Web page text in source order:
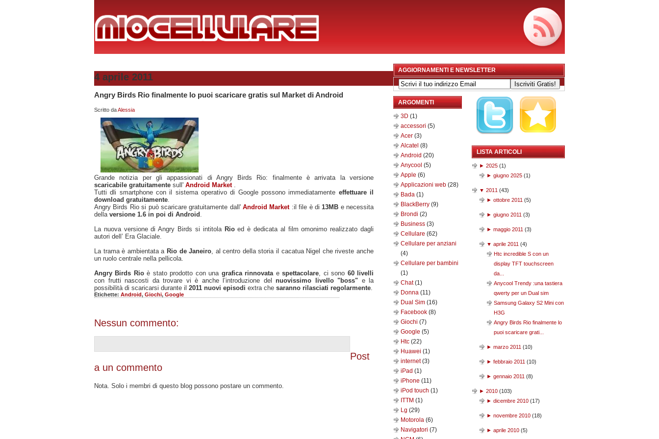
4 aprile 2011
Angry Birds Rio finalmente lo puoi scaricare gratis sul Market di Android
Scritto daAlessia
Grande notizia per gli appassionati di Angry Birds Rio: finalmente è arrivata la versione
scaricabile gratuitamente sull' Android Market
Tutti dli smartphone con il sistema operativo di Google possono immediatamente effettuare il
download gratuitamente
Angry Birds Rio si può scaricare gratuitamente dall' Android Market :il file è di 13MB e necessita
della versione 1.6 in poi di Android
La nuova versione di Angry Birds si intitola Rioed è dedicata al film omonimo realizzato dagli
autori dell’ Era Glaciale.
La trama è ambientata a Rio de Janeiro , al centro della storia il cacatua Nigel che riveste anche
un ruolo centrale nella pellicola.
Angry Birds Rioè stato prodotto con una grafica rinnovata espettacolare , ci sono 60 livelli
con frutti nascosti da trovare vi è anche l’introduzione del nuovissimo livello "boss" e la
possibilità di scaricarsi durante il 2011 nuovi episodi extra che saranno rilasciati regolarmente
Etichette: Android, Giochi, Google
Nessun commento:
Post
a un commento
Nota. Solo i membri di questo blog possono postare un commento.
AGGIORNAMENTI E NEWSLETTER
ARGOMENTI
3D (1)
accessori (5)
Acer (3)
Alcatel (8)
Android (20)
Anycool (5)
Apple (6)
Applicazioni web (28)
Bada (1)
BlackBerry (9)
Brondi (2)
Business (3)
Cellulare (62)
Cellulare per anziani
(4)
Cellulare per bambini
(1)
Chat(1)
Donna (11)
Dual Sim (16)
Facebook (8)
Giochi (7)
Google (5)
Htc (22)
Huawei (1)
internet(3)
iPad (1)
iPhone (11)
iPod touch (1)
ITTM (1)
Lg (29)
Motorola (6)
Navigatori (7)
LISTA ARTICOLI
► 2025 (1)
► giugno 2025 (1)
▼ 2011 (43)
► ottobre 2011 (5)
► giugno 2011 (3)
► maggio 2011 (3)
▼ aprile 2011 (4)
Htc incredible S con un
display TFT touchscreen
da...
Anycool Trendy :una tastiera
qwerty per un Dual sim
Samsung Galaxy S2 Mini con
H3G
Angry Birds Rio finalmente lo
puoi scaricare grati...
► marzo 2011 (10)
► febbraio 2011 (10)
► gennaio 2011 (8)
► 2010 (103)
► dicembre 2010 (17)
► novembre 2010 (18)
► aprile 2010 (5)